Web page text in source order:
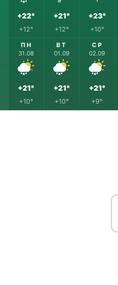
+22°
+12°
+21°
+12°
+23°
+10°
ПН
31.08
+21°
+10°
ВТ
01.09
+21°
+10°
СР
02.09
+21°
+9°